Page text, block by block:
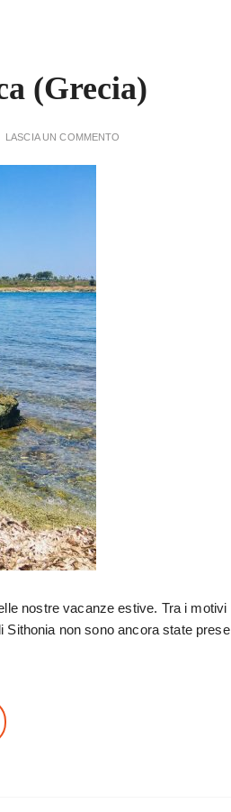
(Grecia)
LASCIA UN COMMENTO
nostre vacanze estive. Tra i motivi
Sithonia non sono ancora state prese